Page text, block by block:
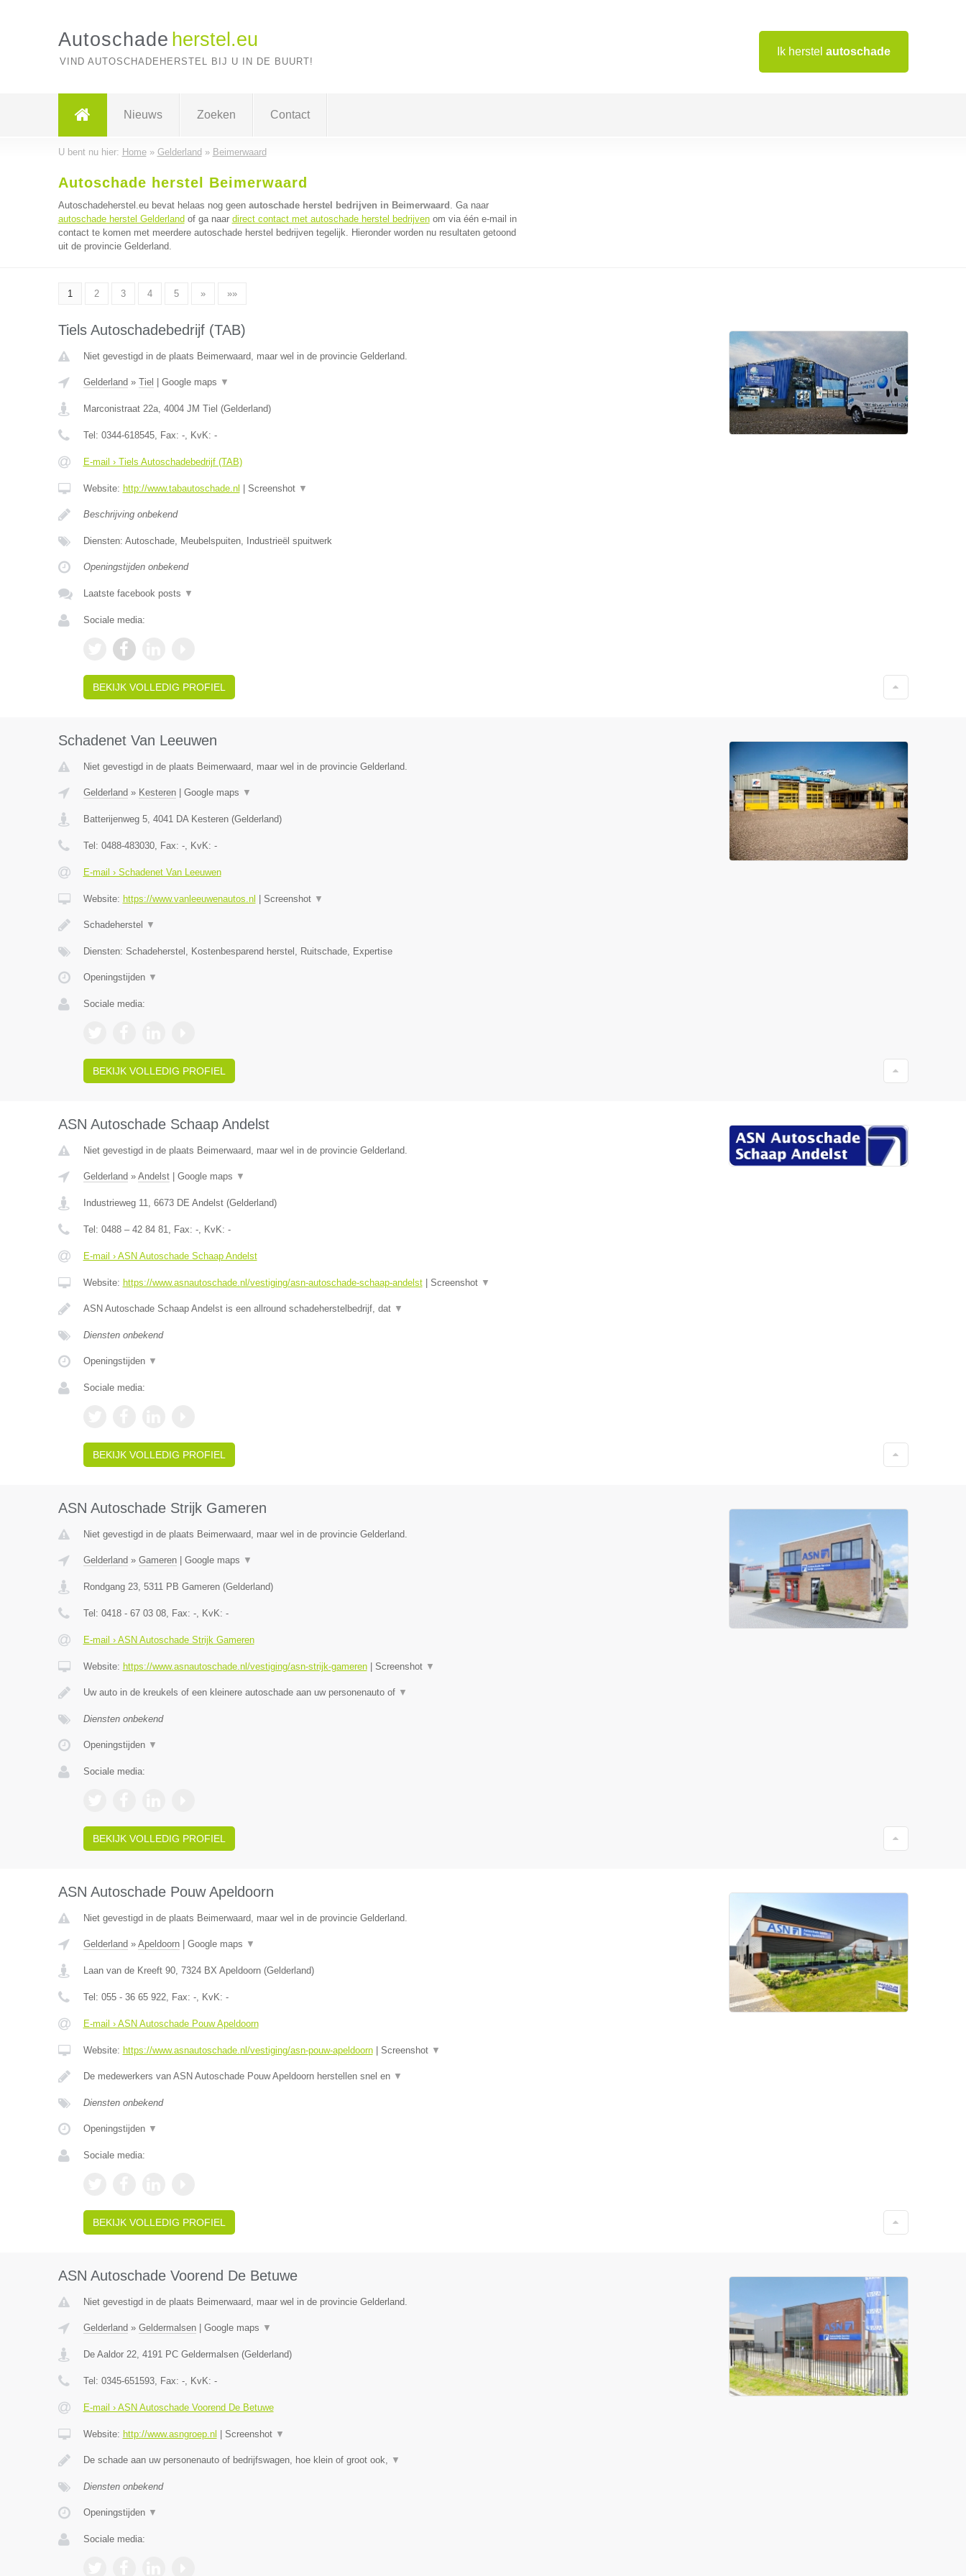
Ik herstel autoschade
Autoschade herstel.eu
VIND AUTOSCHADEHERSTEL BIJ U IN DE BUURT!
Nieuws Zoeken Contact
U bent nu hier: Home» Gelderland » Beimerwaard
Autoschade herstel Beimerwaard
Autoschadeherstel.eu bevat helaas nog geen autoschade herstel bedrijven in Beimerwaard . Ga naar
autoschade herstel Gelderland of ga naar direct contact met autoschade herstel bedrijvenom via één e-mail in
contact te komen met meerdere autoschade herstel bedrijven tegelijk. Hieronder worden nu resultaten getoond
uit de provincie Gelderland.
1 2 3 4 5 » »»
Tiels Autoschadebedrijf (TAB)
Niet gevestigd in de plaats Beimerwaard, maar wel in de provincie Gelderland.
Gelderland » Tiel Google maps ▼
Marconistraat 22a, 4004 JM Tiel (Gelderland)
Tel: 0344-618545, Fax: -, KvK: -
E-mail › Tiels Autoschadebedrijf (TAB)
Website: http://www.tabautoschade.nl Screenshot ▼
Beschrijving onbekend
Diensten: Autoschade, Meubelspuiten, Industrieël spuitwerk
Openingstijden onbekend
Laatste facebook posts ▼
Sociale media:
BEKIJK VOLLEDIG PROFIEL
Schadenet Van Leeuwen
Niet gevestigd in de plaats Beimerwaard, maar wel in de provincie Gelderland.
Gelderland » Kesteren| Google maps ▼
Batterijenweg 5, 4041 DA Kesteren(Gelderland)
Tel: 0488-483030, Fax: -, KvK: -
E-mail › Schadenet Van Leeuwen
Website: https://www.vanleeuwenautos.nl Screenshot ▼
Schadeherstel ▼
Diensten: Schadeherstel, Kostenbesparend herstel, Ruitschade, Expertise
Openingstijden ▼
Sociale media:
BEKIJK VOLLEDIG PROFIEL
ASN Autoschade Schaap Andelst
Niet gevestigd in de plaats Beimerwaard, maar wel in de provincie Gelderland.
Gelderland » Andelst| Google maps ▼
Industrieweg 11, 6673 DE Andelst(Gelderland)
Tel: 0488 – 42 84 81, Fax: -, KvK: -
E-mail › ASN Autoschade Schaap Andelst
Website: https://www.asnautoschade.nl/vestiging/asn-autoschade-schaap-andelst| Screenshot ▼
ASN Autoschade Schaap Andelst is een allround schadeherstelbedrijf, dat ▼
Diensten onbekend
Openingstijden ▼
Sociale media:
BEKIJK VOLLEDIG PROFIEL
ASN Autoschade Strijk Gameren
Niet gevestigd in de plaats Beimerwaard, maar wel in de provincie Gelderland.
Gelderland » Gameren| Google maps ▼
Rondgang 23, 5311 PB Gameren(Gelderland)
Tel: 0418 - 67 03 08, Fax: -, KvK: -
E-mail › ASN Autoschade Strijk Gameren
Website: https://www.asnautoschade.nl/vestiging/asn-strijk-gameren| Screenshot ▼
Uw auto in de kreukels of een kleinere autoschade aan uw personenauto of ▼
Diensten onbekend
Openingstijden ▼
Sociale media:
BEKIJK VOLLEDIG PROFIEL
ASN Autoschade Pouw Apeldoorn
Niet gevestigd in de plaats Beimerwaard, maar wel in de provincie Gelderland.
Gelderland » Apeldoorn| Google maps ▼
Laan van de Kreeft 90, 7324 BX Apeldoorn(Gelderland)
Tel: 055 - 36 65 922, Fax: -, KvK: -
E-mail › ASN Autoschade Pouw Apeldoorn
Website: https://www.asnautoschade.nl/vestiging/asn-pouw-apeldoorn| Screenshot ▼
De medewerkers van ASN Autoschade Pouw Apeldoorn herstellen snel en ▼
Diensten onbekend
Openingstijden ▼
Sociale media:
BEKIJK VOLLEDIG PROFIEL
ASN Autoschade Voorend De Betuwe
Niet gevestigd in de plaats Beimerwaard, maar wel in de provincie Gelderland.
Gelderland » Geldermalsen| Google maps ▼
De Aaldor 22, 4191 PC Geldermalsen(Gelderland)
Tel: 0345-651593, Fax: -, KvK: -
E-mail › ASN Autoschade Voorend De Betuwe
Website: http://www.asngroep.nl Screenshot ▼
De schade aan uw personenauto of bedrijfswagen, hoe klein of groot ook, ▼
Diensten onbekend
Openingstijden ▼
Sociale media: